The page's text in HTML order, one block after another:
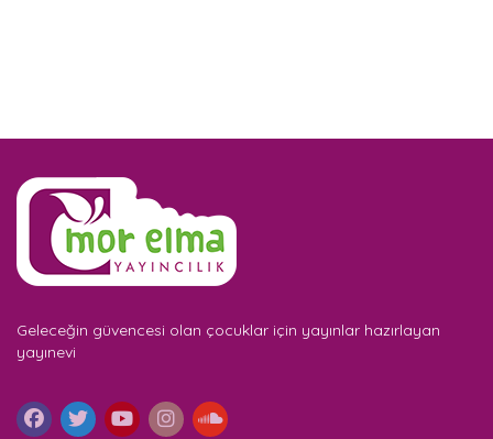
Geleceğin güvencesi olan çocuklar için yayınlar hazırlayan
yayınevi